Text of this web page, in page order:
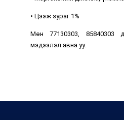
• Цээж зураг 1%
Мөн 77130303, 85840303
мэдээлэл авна уу.